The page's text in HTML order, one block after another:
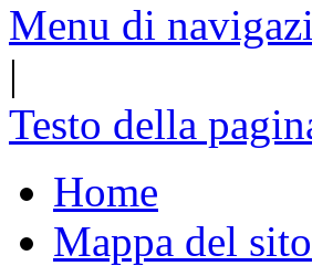
Menu di
|
Testo della
Home
Mappa del sito